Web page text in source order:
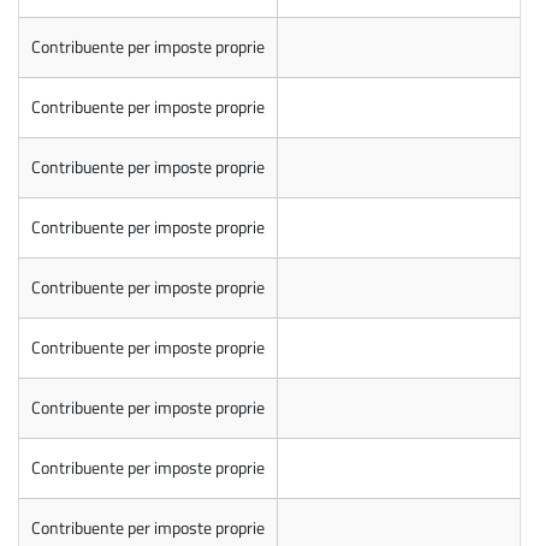
Contribuente per imposte proprie
Contribuente per imposte proprie
Contribuente per imposte proprie
Contribuente per imposte proprie
Contribuente per imposte proprie
Contribuente per imposte proprie
Contribuente per imposte proprie
Contribuente per imposte proprie
Contribuente per imposte proprie